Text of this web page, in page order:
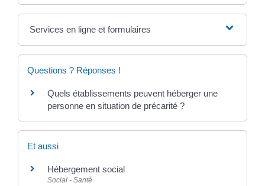
Services en ligne et formulaires
Questions ? Réponses !
Quels établissements peuvent héberger une
personne en situation de précarité ?
Et aussi
Hébergement social
Social - Santé